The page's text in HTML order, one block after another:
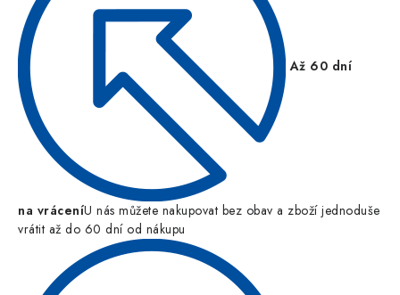
Až 60 dní
na vráceníU nás můžete nakupovat bez obav a zboží jednoduše
vrátit až do 60 dní od nákupu